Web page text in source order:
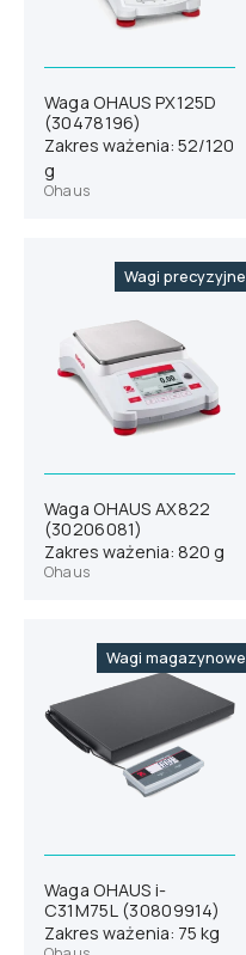
Waga OHAUS PX125D
(30478196)
Zakres ważenia: 52/120
g
Ohaus
Wagi precyzyjne
Waga OHAUS AX822
(30206081)
Zakres ważenia: 820 g
Ohaus
Wagi magazynowe
Waga OHAUS i-
C31M75L (30809914)
Zakres ważenia: 75 kg